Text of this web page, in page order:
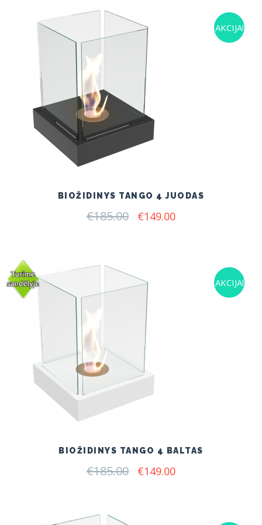
AKCIJA!
BIOŽIDINYS TANGO 4 JUODAS
€185.00 Original
€149.00Current
AKCIJA!
BIOŽIDINYS TANGO 4 BALTAS
€185.00 Original
€149.00Current